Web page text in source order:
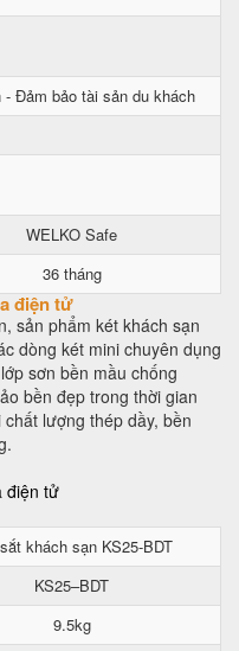
- Đảm bảo tài sản du khách
WELKO Safe
36 tháng
điện tử
sản phẩm két khách sạn
dòng két mini chuyên dụng
sơn bền mầu chống
bền đẹp trong thời gian
lượng thép dầy, bền
khách sạn KS25-BDT
KS25–BDT
9.5kg